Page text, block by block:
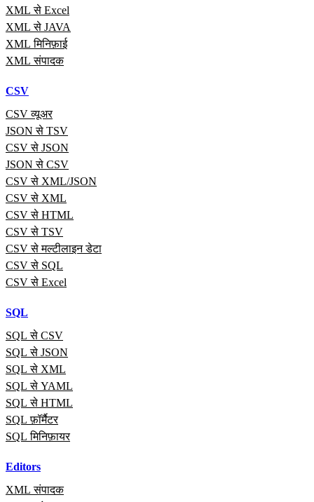
XML से Excel
XML से JAVA
XML मिनिफ़ाई
XML संपादक
CSV
CSV व्यूअर
JSON से TSV
CSV से JSON
JSON से CSV
CSV से XML/JSON
CSV से XML
CSV से HTML
CSV से TSV
CSV से मल्टीलाइन डेटा
CSV से SQL
CSV से Excel
SQL
SQL से CSV
SQL से JSON
SQL से XML
SQL से YAML
SQL से HTML
SQL फ़ॉर्मैटर
SQL मिनिफ़ायर
Editors
XML संपादक